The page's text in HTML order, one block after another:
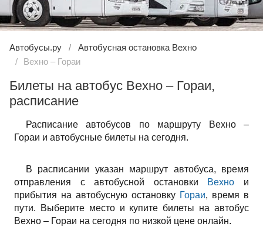
Автобусы.ру
Автобусная остановка Вехно
Вехно – Гораи
Билеты на автобус Вехно – Гораи,
расписание
Расписание автобусов по маршруту Вехно –
Гораи и автобусные билеты на сегодня.
В расписании указан маршрут автобуса, время
отправления с автобусной остановки Вехно и
прибытия на автобусную остановку Гораи, время в
пути. Выберите место и купите билеты на автобус
Вехно – Гораи на сегодня по низкой цене онлайн.